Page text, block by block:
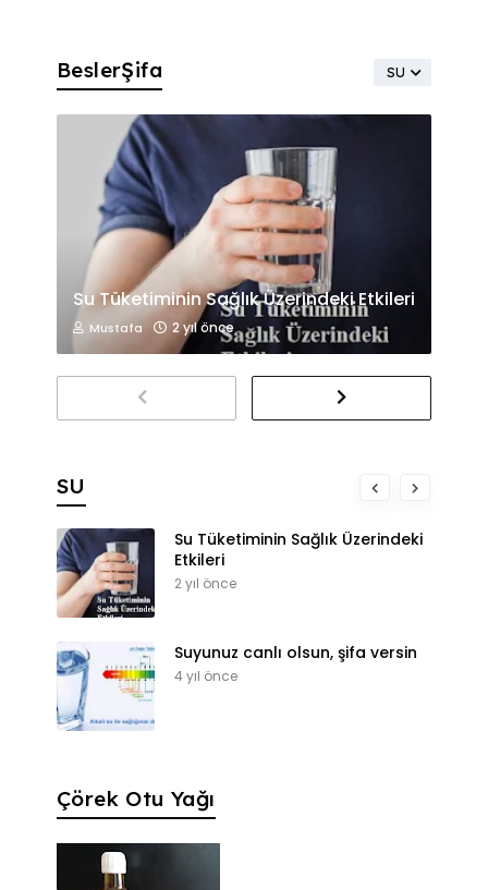
SU
BeslerŞifa
Su Tüketiminin Sağlık Üzerindeki Etkileri
Mustafa 2 yıl önce
SU
Su Tüketiminin Sağlık Üzerindeki
Etkileri
2 yıl önce
Suyunuz canlı olsun, şifa versin
4 yıl önce
Çörek Otu Yağı